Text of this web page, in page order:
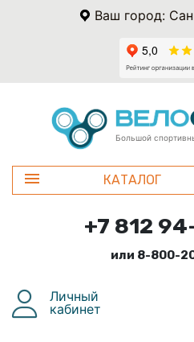
Ваш город:
Большой
КАТАЛОГ
+7 812
или 8-800-
Личный
кабинет